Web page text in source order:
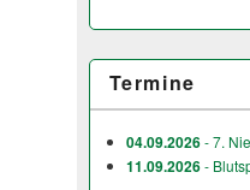
Termine
04.09.2026- 7.
11.09.2026-